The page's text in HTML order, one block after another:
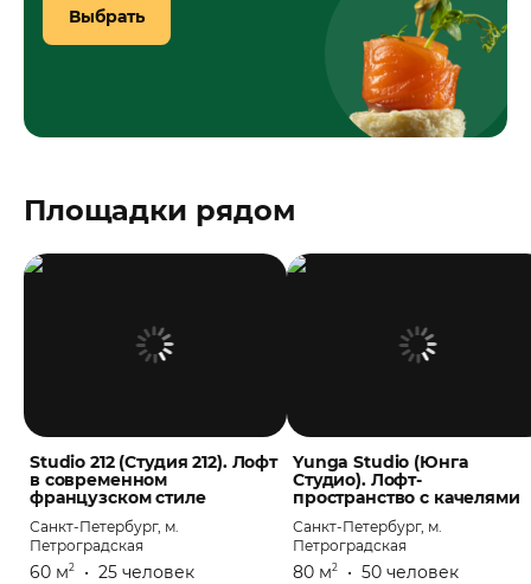
Выбрать
Площадки рядом
Studio 212 (Студия 212). Лофт
в современном
французском стиле
Санкт-Петербург, м.
Петроградская
60 м2 • 25 человек
Yunga Studio (Юнга
Студио). Лофт-
пространство с качелями
Санкт-Петербург, м.
Петроградская
80 м2 • 50 человек